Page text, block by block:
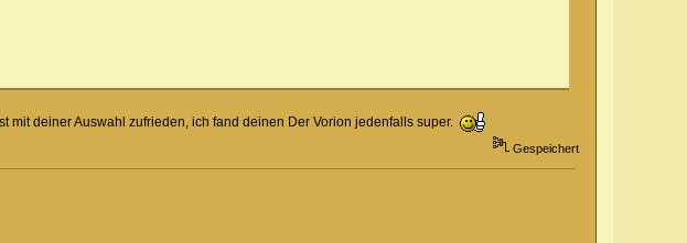
mit deiner Auswahl zufrieden, ich fand deinen Der Vorion jedenfalls super.
Gespeichert